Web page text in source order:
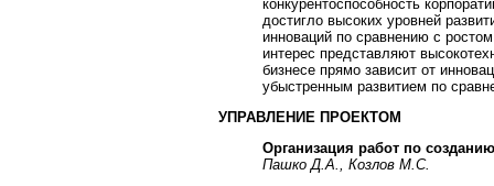
конкурентоспособность
достигло высоких уровней
инноваций по сравнению с
интерес представляют
бизнесе прямо зависит от
убыстренным развитием по
УПРАВЛЕНИЕ ПРОЕКТОМ
Организация работ по
Пашко Д.А., Козлов М.С.